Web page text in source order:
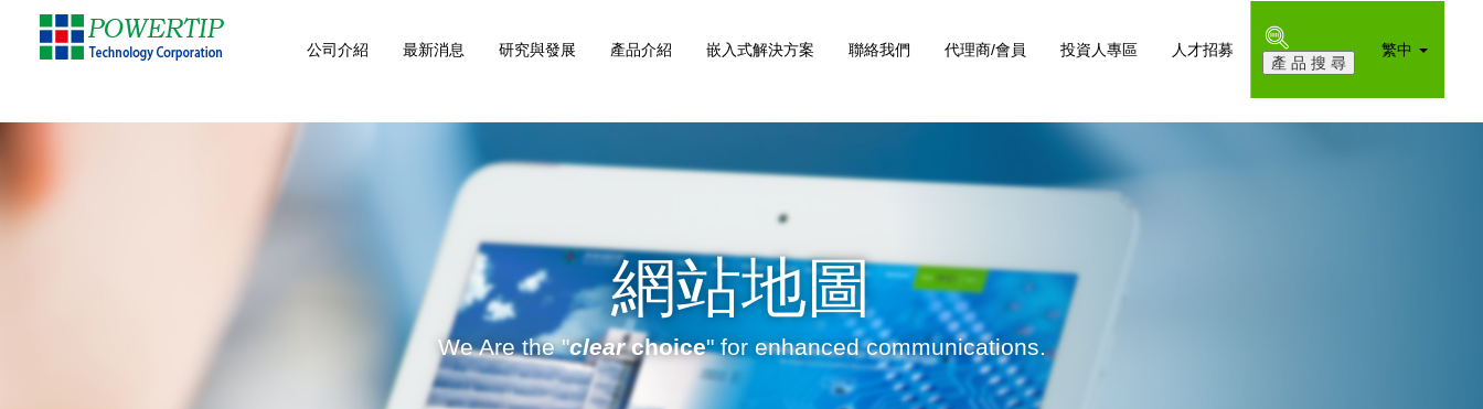
公司介紹 最新消息 研究與發展 產品介紹 嵌入式解決方案 聯絡我們 代理商/會員 投資人專區 人才招募 繁中
網站地圖
We Are the "clearchoice" for enhanced communications.